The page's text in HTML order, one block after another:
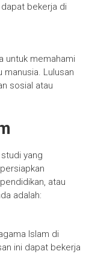
dapat bekerja di
untuk memahami
manusia. Lulusan
sosial atau
yang
atau
adalah:
Islam di
ini dapat bekerja